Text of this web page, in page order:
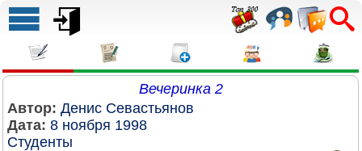
Вечеринка 2
Автор: Денис Севастьянов
Дата: 8 ноября 1998
Студенты